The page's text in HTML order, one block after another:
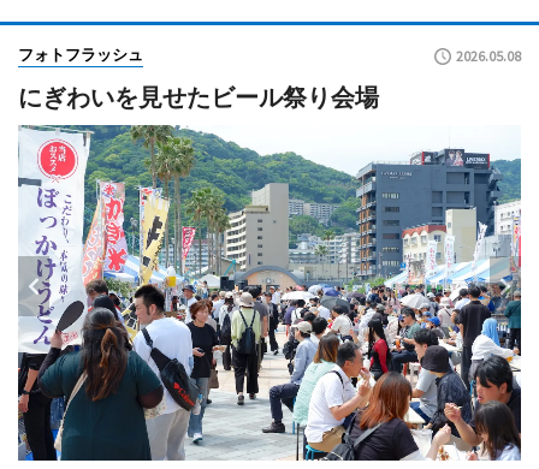
フォトフラッシュ 2026.05.08
にぎわいを見せたビール祭り会場